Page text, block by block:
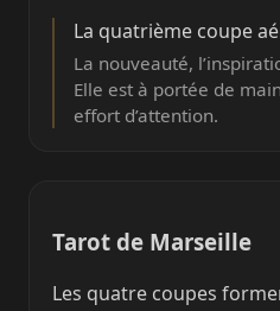
La quatrième coupe
La nouveauté,
Elle est à portée de
effort d’attention.
Tarot de Marseille
Les quatre coupes